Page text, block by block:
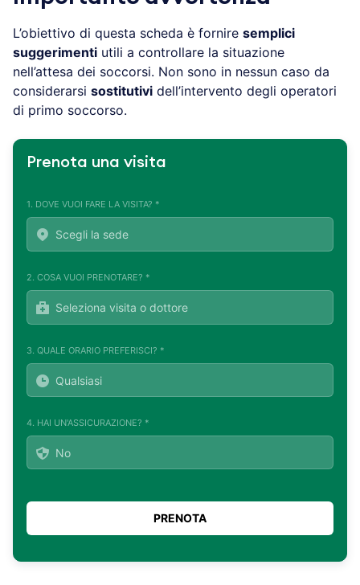
L’obiettivo di questa scheda è fornire semplici
suggerimenti utili a controllare la situazione
nell’attesa dei soccorsi. Non sono in nessun caso da
considerarsi sostitutivi dell’intervento degli operatori
di primo soccorso.
Prenota una visita
1. DOVE VUOI FARE LA VISITA? *
2. COSA VUOI PRENOTARE? *
3. QUALE ORARIO PREFERISCI? *
4. HAI UN'ASSICURAZIONE? *